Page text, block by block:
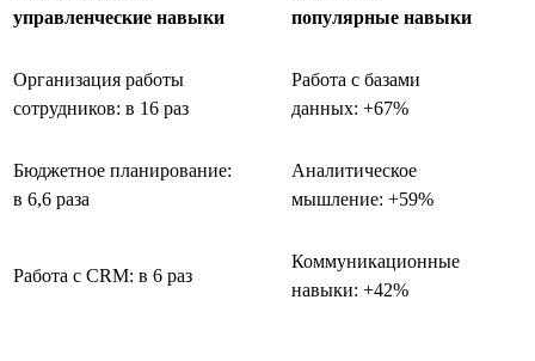
управленческие навыки
популярные навыки
Организация работы
сотрудников: в 16 раз
Работа с базами
данных: +67%
Бюджетное планирование:
в 6,6 раза
Аналитическое
мышление: +59%
Работа с CRM: в 6 раз
Коммуникационные
навыки: +42%